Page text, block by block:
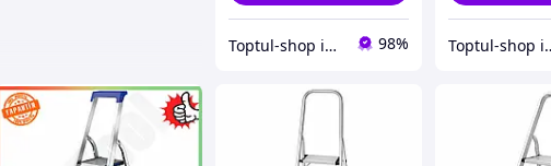
Toptul-shop інтернет магазин 98% Toptul-